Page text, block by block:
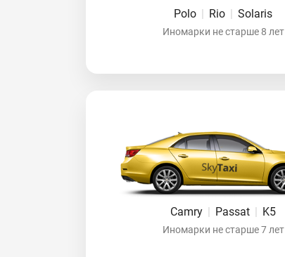
Polo | Rio | Solaris
Иномарки не старше 8 лет
Camry | Passat | K5
Иномарки не старше 7 лет